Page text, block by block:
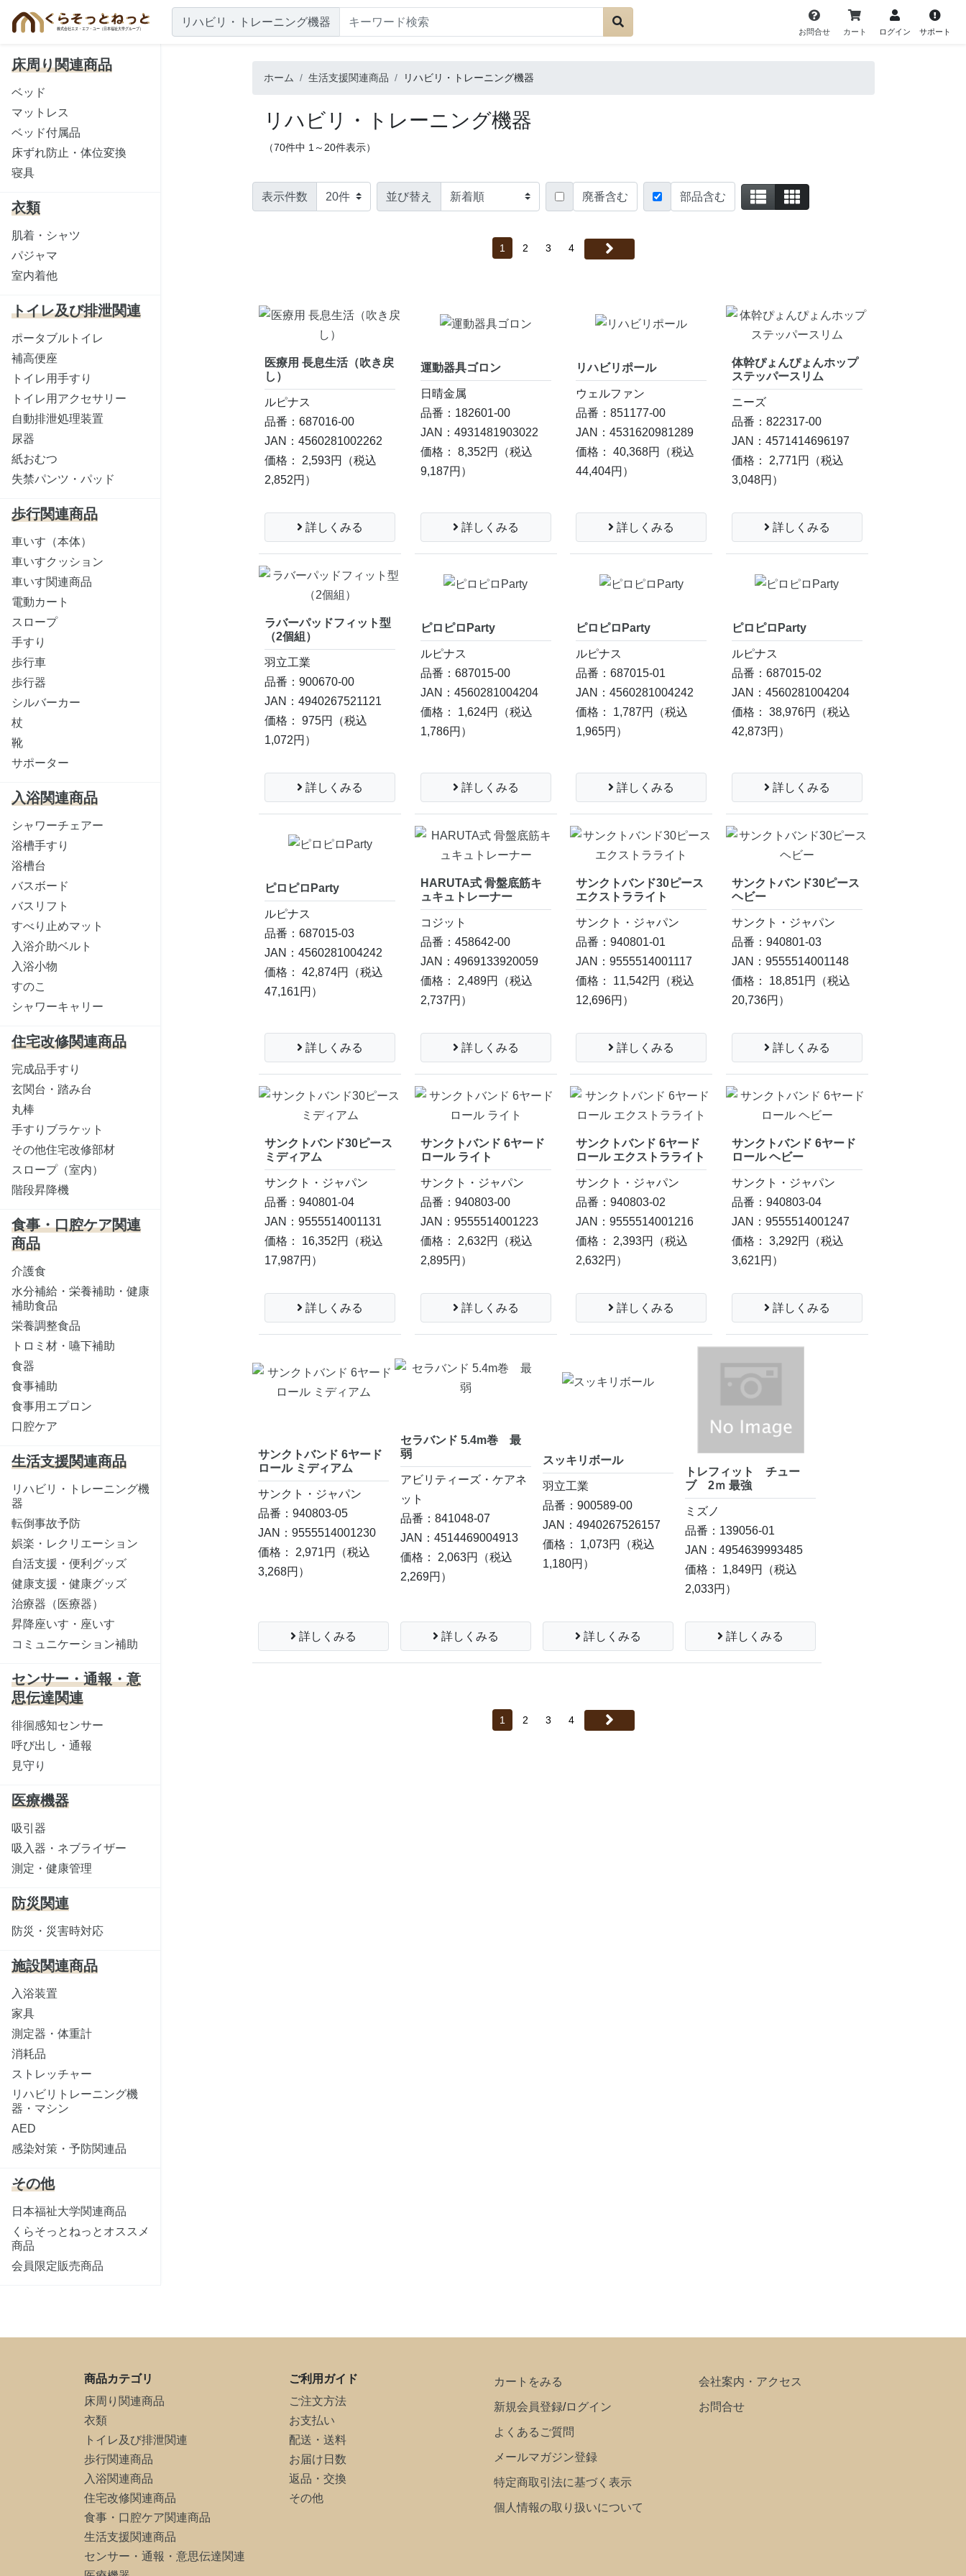
リハビリ・トレーニング機器
お問合せ カート ログイン サポート
ホーム 生活支援関連商品 リハビリ・トレーニング機器
リハビリ・トレーニング機器
（70件中 1～20件表示）
表示件数 並び替え 廃番含む 部品含む
1 2 3 4
医療用 長息生活（吹き戻
し）
ルピナス
品番：687016-00
JAN：4560281002262
価格： 2,593円
（税込
2,852円）
詳しくみる
運動器具ゴロン
日晴金属
品番：182601-00
JAN：4931481903022
価格： 8,352円
（税込
9,187円）
詳しくみる
リハビリポール
ウェルファン
品番：851177-00
JAN：4531620981289
価格： 40,368円
（税込
44,404円）
詳しくみる
体幹ぴょんぴょんホップ
ステッパースリム
ニーズ
品番：822317-00
JAN：4571414696197
価格： 2,771円
（税込
3,048円）
詳しくみる
ラバーパッドフィット型
（2個組）
羽立工業
品番：900670-00
JAN：4940267521121
価格： 975円
（税込
1,072円）
詳しくみる
ピロピロParty
ルピナス
品番：687015-00
JAN：4560281004204
価格： 1,624円
（税込
1,786円）
詳しくみる
ピロピロParty
ルピナス
品番：687015-01
JAN：4560281004242
価格： 1,787円
（税込
1,965円）
詳しくみる
ピロピロParty
ルピナス
品番：687015-02
JAN：4560281004204
価格： 38,976円
（税込
42,873円）
詳しくみる
ピロピロParty
ルピナス
品番：687015-03
JAN：4560281004242
価格： 42,874円
（税込
47,161円）
詳しくみる
HARUTA式 骨盤底筋キ
ュキュトレーナー
コジット
品番：458642-00
JAN：4969133920059
価格： 2,489円
（税込
2,737円）
詳しくみる
サンクトバンド30ピース
エクストラライト
サンクト・ジャパン
品番：940801-01
JAN：9555514001117
価格： 11,542円
（税込
12,696円）
詳しくみる
サンクトバンド30ピース
ヘビー
サンクト・ジャパン
品番：940801-03
JAN：9555514001148
価格： 18,851円
（税込
20,736円）
詳しくみる
サンクトバンド30ピース
ミディアム
サンクト・ジャパン
品番：940801-04
JAN：9555514001131
価格： 16,352円
（税込
17,987円）
詳しくみる
サンクトバンド 6ヤード
ロール ライト
サンクト・ジャパン
品番：940803-00
JAN：9555514001223
価格： 2,632円
（税込
2,895円）
詳しくみる
サンクトバンド 6ヤード
ロール エクストラライト
サンクト・ジャパン
品番：940803-02
JAN：9555514001216
価格： 2,393円
（税込
2,632円）
詳しくみる
サンクトバンド 6ヤード
ロール ヘビー
サンクト・ジャパン
品番：940803-04
JAN：9555514001247
価格： 3,292円
（税込
3,621円）
詳しくみる
サンクトバンド 6ヤード
ロール ミディアム
サンクト・ジャパン
品番：940803-05
JAN：9555514001230
価格： 2,971円
（税込
3,268円）
詳しくみる
セラバンド 5.4m巻 最
弱
アビリティーズ・ケアネ
ット
品番：841048-07
JAN：4514469004913
価格： 2,063円
（税込
2,269円）
詳しくみる
スッキリボール
羽立工業
品番：900589-00
JAN：4940267526157
価格： 1,073円
（税込
1,180円）
詳しくみる
トレフィット チュー
ブ 2ｍ 最強
ミズノ
品番：139056-01
JAN：4954639993485
価格： 1,849円
（税込
2,033円）
詳しくみる
1 2 3 4
床周り関連商品
ベッド
マットレス
ベッド付属品
床ずれ防止・体位変換
寝具
衣類
肌着・シャツ
パジャマ
室内着他
トイレ及び排泄関連
ポータブルトイレ
補高便座
トイレ用手すり
トイレ用アクセサリー
自動排泄処理装置
尿器
紙おむつ
失禁パンツ・パッド
歩行関連商品
車いす（本体）
車いすクッション
車いす関連商品
電動カート
スロープ
手すり
歩行車
歩行器
シルバーカー
杖
靴
サポーター
入浴関連商品
シャワーチェアー
浴槽手すり
浴槽台
バスボード
バスリフト
すべり止めマット
入浴介助ベルト
入浴小物
すのこ
シャワーキャリー
住宅改修関連商品
完成品手すり
玄関台・踏み台
丸棒
手すりブラケット
その他住宅改修部材
スロープ（室内）
階段昇降機
食事・口腔ケア関連
商品
介護食
水分補給・栄養補助・健康
補助食品
栄養調整食品
トロミ材・嚥下補助
食器
食事補助
食事用エプロン
口腔ケア
生活支援関連商品
リハビリ・トレーニング機
器
転倒事故予防
娯楽・レクリエーション
自活支援・便利グッズ
健康支援・健康グッズ
治療器（医療器）
昇降座いす・座いす
コミュニケーション補助
センサー・通報・意
思伝達関連
徘徊感知センサー
呼び出し・通報
見守り
医療機器
吸引器
吸入器・ネブライザー
測定・健康管理
防災関連
防災・災害時対応
施設関連商品
入浴装置
家具
測定器・体重計
消耗品
ストレッチャー
リハビリトレーニング機
器・マシン
AED
感染対策・予防関連品
その他
日本福祉大学関連商品
くらそっとねっとオススメ
商品
会員限定販売商品
商品カテゴリ
床周り関連商品
衣類
トイレ及び排泄関連
歩行関連商品
入浴関連商品
住宅改修関連商品
食事・口腔ケア関連商品
生活支援関連商品
センサー・通報・意思伝達関連
ご利用ガイド
ご注文方法
お支払い
配送・送料
お届け日数
返品・交換
その他
カートをみる
新規会員登録/ログイン
よくあるご質問
メールマガジン登録
特定商取引法に基づく表示
個人情報の取り扱いについて
会社案内・アクセス
お問合せ